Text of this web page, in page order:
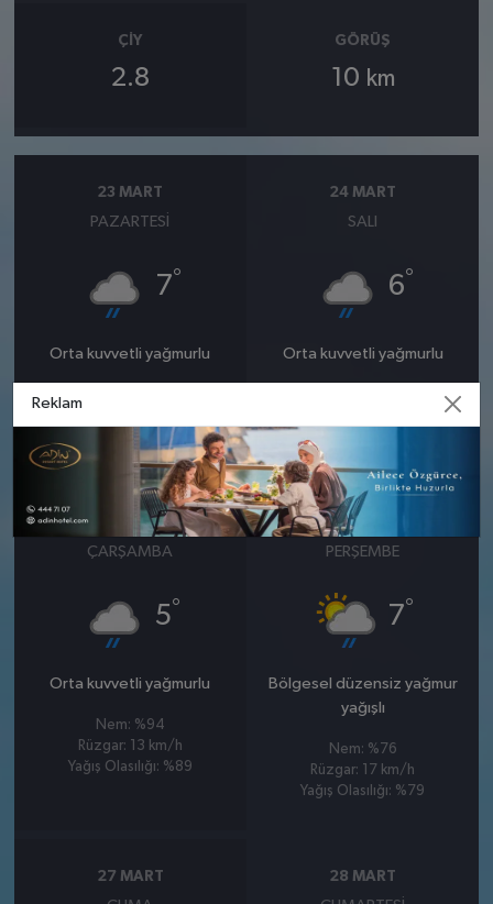
ÇIY
2.8
GÖRÜŞ
10 km
23 MART
PAZARTESI
7°
Orta kuvvetli yağmurlu
Yağış Olasılığı: %88
24 MART
SALI
6°
Orta kuvvetli yağmurlu
Yağış Olasılığı: %84
25 MART
ÇARŞAMBA
5°
Orta kuvvetli yağmurlu
Nem: %94
Rüzgar: 13 km/h
Yağış Olasılığı: %89
26 MART
PERŞEMBE
7°
Bölgesel düzensiz yağmur
yağışlı
Nem: %76
Rüzgar: 17 km/h
Yağış Olasılığı: %79
27 MART 28 MART
Reklam